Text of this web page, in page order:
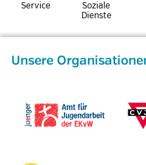
Service
Soziale
Dienste
Unsere